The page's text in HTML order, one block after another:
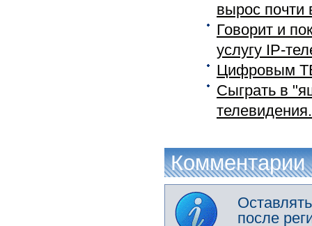
вырос почти
Говорит и
услугу IP-
Цифровым
Сыграть в
телевидения.
Комментарии
после